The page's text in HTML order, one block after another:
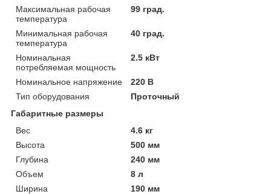
Максимальная рабочая
температура
99 град.
Минимальная рабочая
температура
40 град.
Номинальная
потребляемая мощность
2.5 кВт
Номинальное напряжение
220 В
Тип оборудования
Проточный
Габаритные размеры
Вес
4.6 кг
Высота
500 мм
Глубина
240 мм
Объем
8 л
Ширина
190 мм